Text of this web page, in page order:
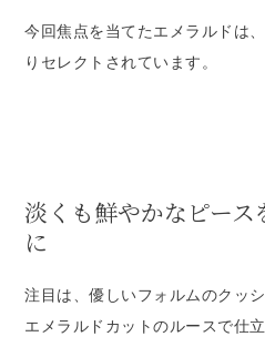
今回焦点を当てたエメラルドは
りセレクトされています。
淡くも鮮やかなピー
に
注目は、優しいフォルムのクッ
エメラルドカットのルースで仕立